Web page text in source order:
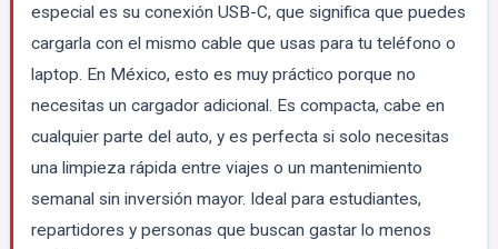
especial es su conexión USB-C, que significa que puedes
cargarla con el mismo cable que usas para tu teléfono o
laptop. En México, esto es muy práctico porque no
necesitas un cargador adicional. Es compacta, cabe en
cualquier parte del auto, y es perfecta si solo necesitas
una limpieza rápida entre viajes o un mantenimiento
semanal sin inversión mayor. Ideal para estudiantes,
repartidores y personas que buscan gastar lo menos